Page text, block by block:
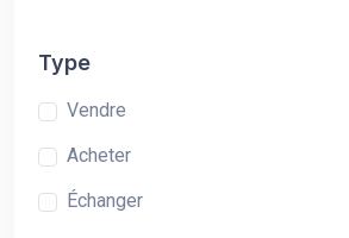
Type
Vendre
Acheter
Échanger